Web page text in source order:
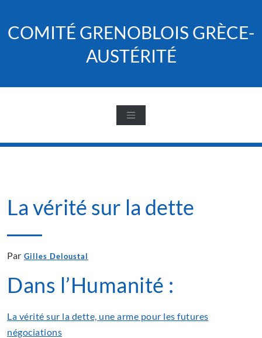
content
COMITÉ GRENOBLOIS GRÈCE-
AUSTÉRITÉ
La vérité sur la dette
Par Gilles Deloustal
Dans l’Humanité :
La vérité sur la dette, une arme pour les futures
négociations